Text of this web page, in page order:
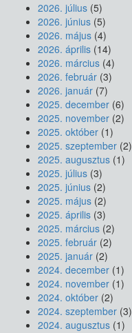
2026. július (5)
2026. június (5)
2026. május (4)
2026. április (14)
2026. március (4)
2026. február (3)
2026. január (7)
2025. december (6)
2025. november (2)
2025. október (1)
2025. szeptember (2)
2025. augusztus (1)
2025. július (3)
2025. június (2)
2025. május (2)
2025. április (3)
2025. március (2)
2025. február (2)
2025. január (2)
2024. december (1)
2024. november (1)
2024. október (2)
2024. szeptember (3)
2024. augusztus (1)